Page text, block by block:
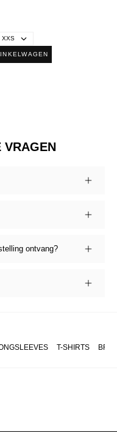
VRAGEN
ontvang?
T-SHIRTS